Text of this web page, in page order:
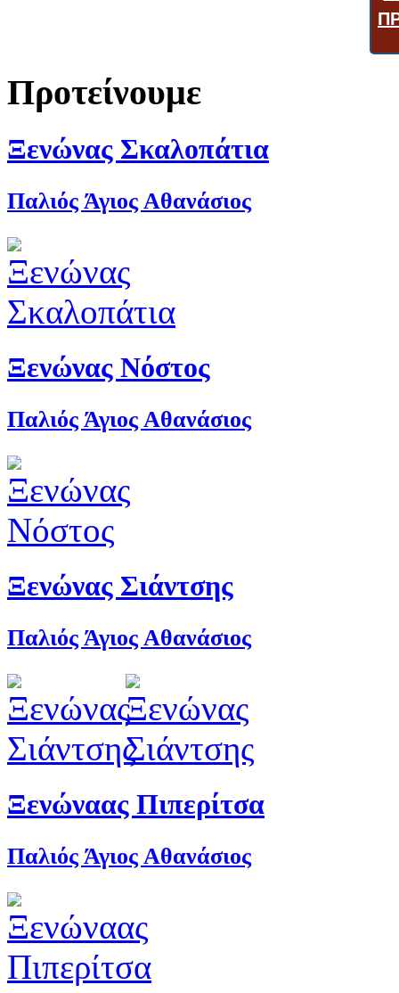
Προτείνουμε
Ξενώνας Σκαλοπάτια
Παλιός Άγιος Αθανάσιος
Ξενώνας Νόστος
Παλιός Άγιος Αθανάσιος
Ξενώνας Σιάντσης
Παλιός Άγιος Αθανάσιος
Ξενώναας Πιπερίτσα
Παλιός Άγιος Αθανάσιος